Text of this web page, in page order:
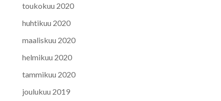
toukokuu 2020
huhtikuu 2020
maaliskuu 2020
helmikuu 2020
tammikuu 2020
joulukuu 2019